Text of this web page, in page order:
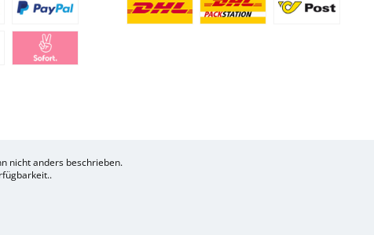
nicht anders beschrieben.